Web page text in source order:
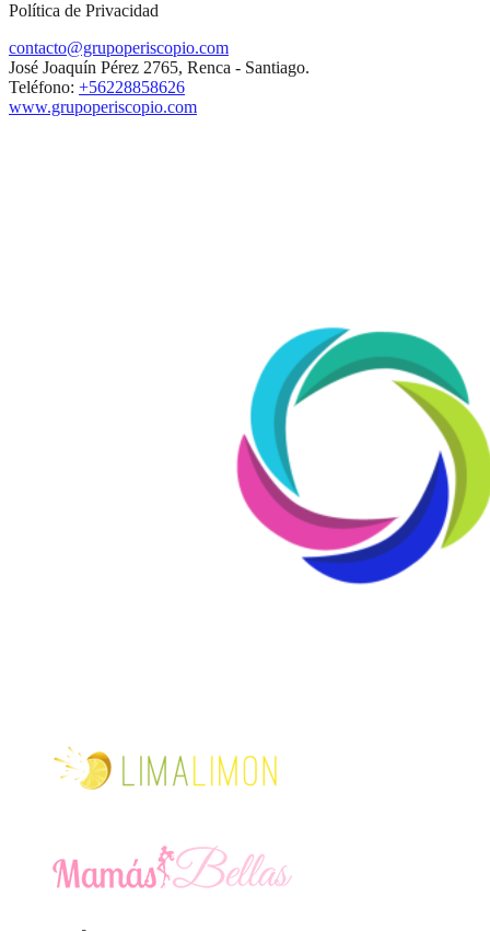
Política de Privacidad
contacto@grupoperiscopio.com
José Joaquín Pérez 2765, Renca - Santiago.
Teléfono: +56228858626
www.grupoperiscopio.com